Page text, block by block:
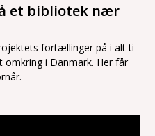
et bibliotek nær
fortællinger på i alt ti
omkring i Danmark. Her får